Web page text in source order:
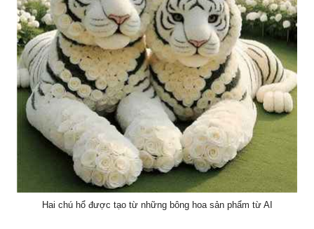
Hai chú hổ được tạo từ những bông hoa sản phẩm từ AI